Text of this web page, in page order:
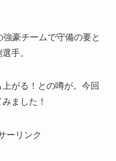
豪チームで守備の要と
手。
がる！との噂が。今回
ました！
ーリンク